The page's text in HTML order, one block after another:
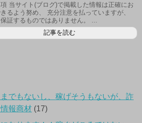
当サイト(ブログ)で掲載した情報は正確にお
るよう努め、 充分注意を払っていますが、
証するものではありません。 ...
記事を読む
でもないし、稼げそうもないが、詐
報商材 (17)